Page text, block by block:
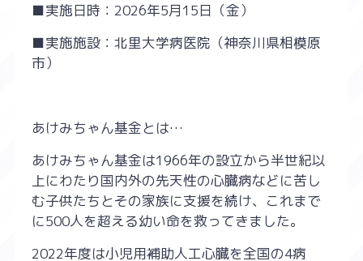
■実施日時：2026年5月15日（金）
■実施施設：北里大学病医院（神奈川県相模原
市）
あけみちゃん基金とは…
あけみちゃん基金は1966年の設立から半世紀以
上にわたり国内外の先天性の心臓病などに苦し
む子供たちとその家族に支援を続け、これまで
に500人を超える幼い命を救ってきました。
2022年度は小児用補助人工心臓を全国の4病